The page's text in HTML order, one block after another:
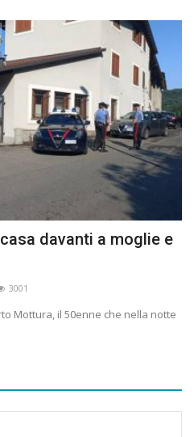
davanti a moglie e
3001
Mottura, il 50enne che nella notte